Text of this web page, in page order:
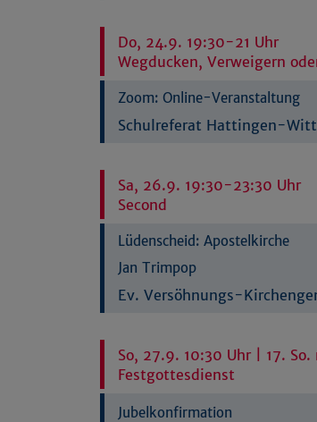
Do, 24.9. 19:30-21 Uhr
Wegducken, Verweigern
Zoom: Online-Veranstaltung
Schulreferat Hattingen-
Sa, 26.9. 19:30-23:30 Uhr
Second
Lüdenscheid: Apostelkirche
Jan Trimpop
Ev. Versöhnungs-
So, 27.9. 10:30 Uhr | 17.
Festgottesdienst
Jubelkonfirmation